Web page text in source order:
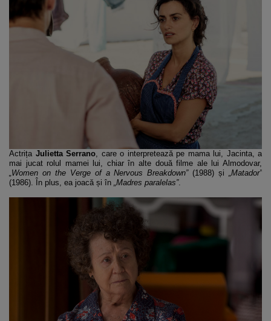
Actrița Julietta Serrano , care o interpretează pe mama lui, Jacinta, a
mai jucat rolul mamei lui, chiar în alte două filme ale lui Almodovar,
„Women on the Verge of a Nervous Breakdown” (1988) și
„Matador”
(1986). În plus, ea joacă și în „Madres paralelas”.